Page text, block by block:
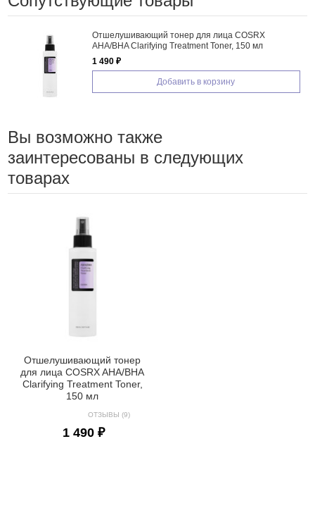
Отшелушивающий тонер для лица COSRX
AHA/BHA Clarifying Treatment Toner, 150 мл
1 490 ₽
Добавить в корзину
Вы возможно также
заинтересованы в следующих
товарах
Отшелушивающий тонер
для лица COSRX AHA/BHA
Clarifying Treatment Toner,
150 мл
ОТЗЫВЫ (9)
1 490 ₽